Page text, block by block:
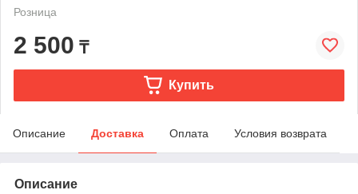
Розница
2 500 ₸
Купить
Описание Доставка Оплата Условия возврата
Описание